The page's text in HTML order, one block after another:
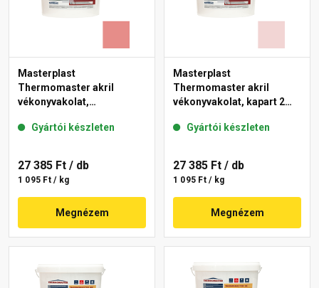
Masterplast
Thermomaster akril
vékonyvakolat,
22-D 25 kg
Gyártói készleten
27 385 Ft / db
1 095 Ft / kg
Megnézem
Masterplast
Thermomaster akril
vékonyvakolat, kapart 2
Gyártói készleten
27 385 Ft / db
1 095 Ft / kg
Megnézem